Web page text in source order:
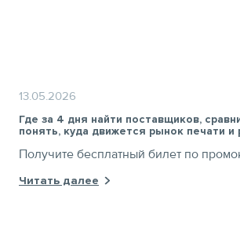
13.05.2026
Где за 4 дня найти поставщиков,
понять, куда движется рынок печати и
Получите бесплатный билет по
Читать далее